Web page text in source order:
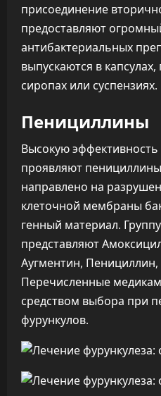
присоединение
предоставляют
антибактериальных
выпускаются в
сиропах или суспензиях.
Пенициллины
Высокую
проявляют
направлено на
клеточной мембраны
генный материал.
представляют
Аугментин,
Перечисленные
средством выбора при
фурункулов.